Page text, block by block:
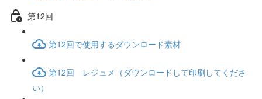
第12回
第12回で使用するダウンロード素材
第12回 レジュメ（ダウンロードして印刷してくださ
い）